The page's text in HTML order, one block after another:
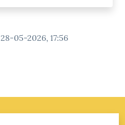
28-05-2026, 17:56